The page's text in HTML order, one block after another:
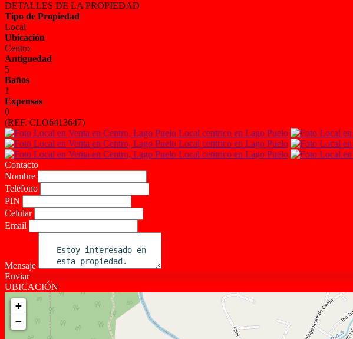
DETALLES DE LA PROPIEDAD
Tipo de Propiedad
Local
Ubicación
Centro
Antiguedad
5
Baños
1
Expensas
0
(REF. CLO6413647)
Contacto
Nombre
Teléfono
PIN
Celular
Email
Mensaje
Enviar
UBICACIÓN
+
−